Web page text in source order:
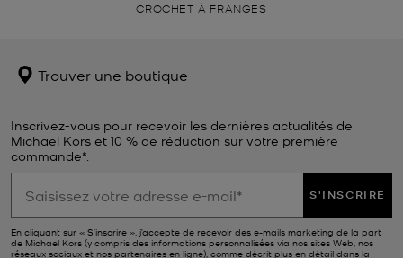
CROCHET À FRANGES
Trouver une boutique
Inscrivez-vous pour recevoir les dernières actualités de
Michael Kors et 10 % de réduction sur votre première
commande*.
S'INSCRIRE
En cliquant sur « S’inscrire », j’accepte de recevoir des e-mails marketing de la part
de Michael Kors (y compris des informations personnalisées via nos sites Web, nos
réseaux sociaux et nos partenaires en ligne), comme décrit plus en détail dans la